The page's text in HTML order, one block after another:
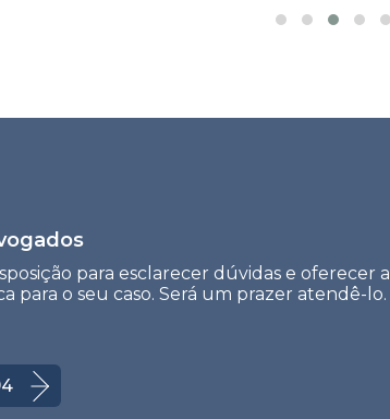
para esclarecer dúvidas e oferecer a
para o seu caso. Será um prazer atendê-lo.